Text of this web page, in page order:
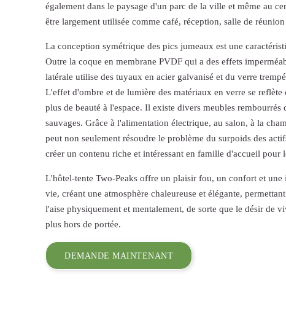
également dans le paysage d'un parc de la ville et même au
être largement utilisée comme café, réception, salle de
La conception symétrique des pics jumeaux est une
Outre la coque en membrane PVDF qui a des effets
latérale utilise des tuyaux en acier galvanisé et du verre
L'effet d'ombre et de lumière des matériaux en verre se reflète
plus de beauté à l'espace. Il existe divers meubles rembourrés
sauvages. Grâce à l'alimentation électrique, au salon, à la
peut non seulement résoudre le problème du surpoids des
créer un contenu riche et intéressant en famille d'accueil pour
L'hôtel-tente Two-Peaks offre un plaisir fou, un confort et une
vie, créant une atmosphère chaleureuse et élégante,
l'aise physiquement et mentalement, de sorte que le désir de
plus hors de portée.
DEMANDE MAINTENANT